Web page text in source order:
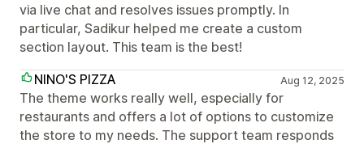
via live chat and resolves issues promptly. In
particular, Sadikur helped me create a custom
section layout. This team is the best!
NINO'S PIZZA
Aug 12, 2025
The theme works really well, especially for
restaurants and offers a lot of options to customize
the store to my needs. The support team responds